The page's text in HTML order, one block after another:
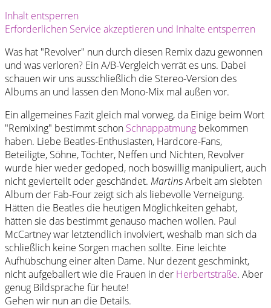
Inhalt entsperren
Erforderlichen Service akzeptieren und Inhalte entsperren
Was hat "Revolver" nun durch diesen Remix dazu gewonnen
und was verloren? Ein A/B-Vergleich verrät es uns. Dabei
schauen wir uns ausschließlich die Stereo-Version des
Albums an und lassen den Mono-Mix mal außen vor.
Ein allgemeines Fazit gleich mal vorweg, da Einige beim Wort
"Remixing" bestimmt schon Schnappatmung bekommen
haben. Liebe Beatles-Enthusiasten, Hardcore-Fans,
Beteiligte, Söhne, Töchter, Neffen und Nichten, Revolver
wurde hier weder gedoped, noch böswillig manipuliert, auch
nicht gevierteilt oder geschändet. Martins Arbeit am siebten
Album der Fab-Four zeigt sich als liebevolle Verneigung.
Hätten die Beatles die heutigen Möglichkeiten gehabt,
hätten sie das bestimmt genauso machen wollen. Paul
McCartney war letztendlich involviert, weshalb man sich da
schließlich keine Sorgen machen sollte. Eine leichte
Aufhübschung einer alten Dame. Nur dezent geschminkt,
nicht aufgeballert wie die Frauen in der Herbertstraße. Aber
genug Bildsprache für heute!
Gehen wir nun an die Details.